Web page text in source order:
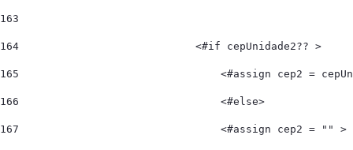
163
164
                            <#if cepUnidade2?? >
165
<#assign cep2 =
166
                                <#else>
167
                                <#assign cep2 = "" >